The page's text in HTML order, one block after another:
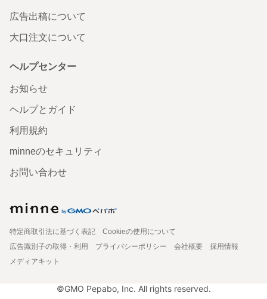
広告出稿について
大口注文について
ヘルプセンター
お知らせ
ヘルプとガイド
利用規約
minneのセキュリティ
お問い合わせ
特定商取引法に基づく表記
Cookieの使用について
広告識別子の取得・利用
プライバシーポリシー 会社概要
採用情報
メディアキット
©GMO Pepabo, Inc. All rights reserved.